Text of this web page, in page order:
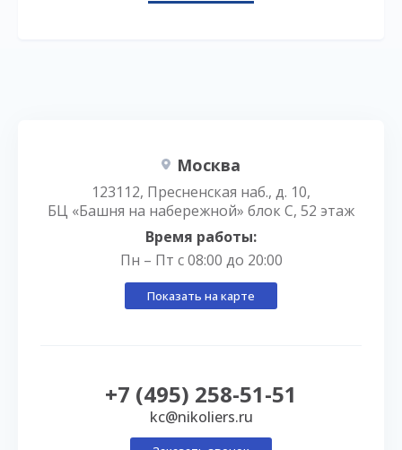
Москва
123112, Пресненская наб., д. 10,
БЦ «Башня на набережной» блок С, 52 этаж
Время работы:
Пн – Пт с 08:00 до 20:00
Показать на карте
+7 (495) 258-51-51
kc@nikoliers.ru